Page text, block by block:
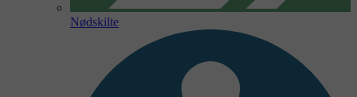
Nødskilte